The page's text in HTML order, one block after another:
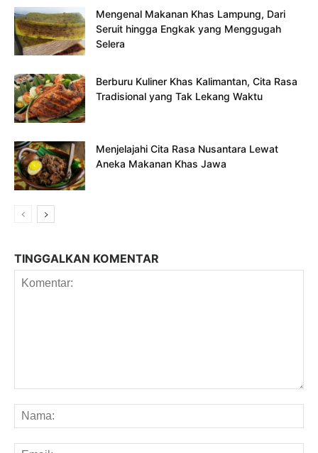
Mengenal Makanan Khas Lampung, Dari
Seruit hingga Engkak yang Menggugah
Selera
Berburu Kuliner Khas Kalimantan, Cita Rasa
Tradisional yang Tak Lekang Waktu
Menjelajahi Cita Rasa Nusantara Lewat
Aneka Makanan Khas Jawa
TINGGALKAN KOMENTAR